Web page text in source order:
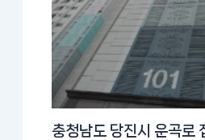
충청남도 당진시 운곡로